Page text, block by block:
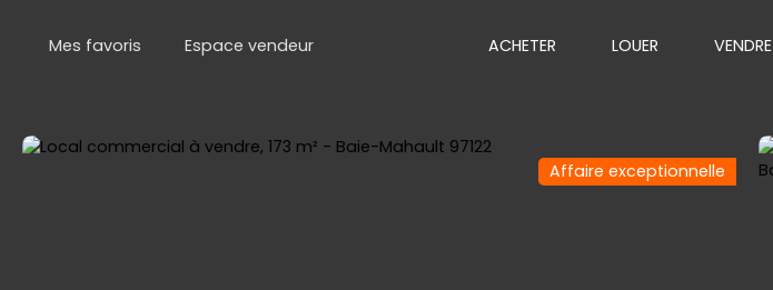
Mes favoris Espace vendeur ACHETER LOUER VENDRE
Affaire exceptionnelle